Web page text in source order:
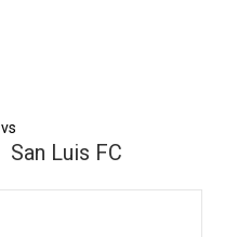
vs
San Luis FC